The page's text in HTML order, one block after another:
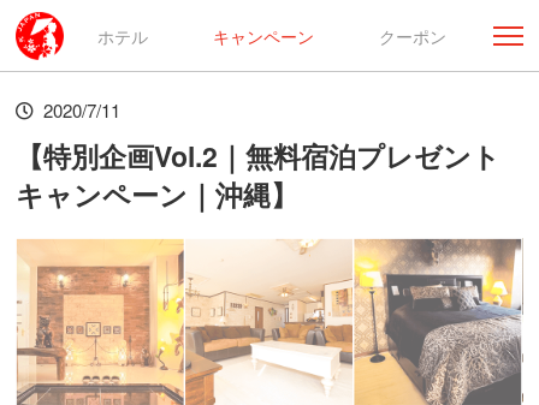
ホテル キャンペーン クーポン
2020/7/11
【特別企画Vol.2｜無料宿泊プレゼント
キャンペーン｜沖縄】